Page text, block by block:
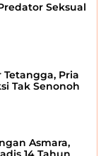
Seksual
Pria
Tak Senonoh
Asmara,